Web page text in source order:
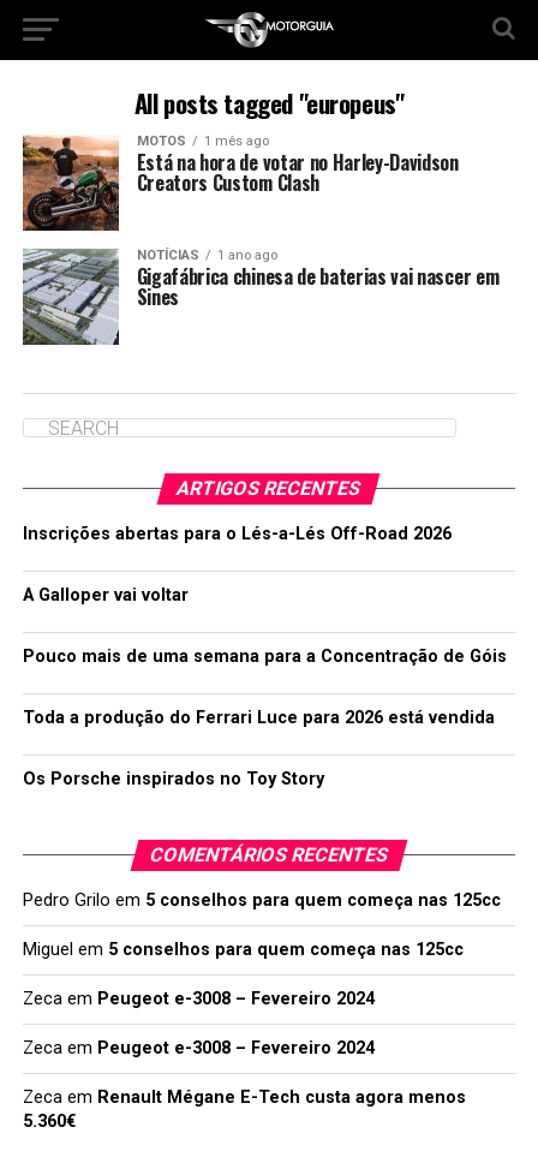
All posts tagged "europeus"
MOTOS 1 mês ago
Está na hora de votar no Harley-Davidson
Creators Custom Clash
NOTÍCIAS 1 ano ago
Gigafábrica chinesa de baterias vai nascer em
Sines
ARTIGOS RECENTES
Inscrições abertas para o Lés-a-Lés Off-Road 2026
A Galloper vai voltar
Pouco mais de uma semana para a Concentração de Góis
Toda a produção do Ferrari Luce para 2026 está vendida
Os Porsche inspirados no Toy Story
COMENTÁRIOS RECENTES
Pedro Grilo em 5 conselhos para quem começa nas 125cc
Miguel em 5 conselhos para quem começa nas 125cc
Zecaem Peugeot e-3008 – Fevereiro 2024
Zecaem Peugeot e-3008 – Fevereiro 2024
Zecaem Renault Mégane E-Tech custa agora menos
5.360€